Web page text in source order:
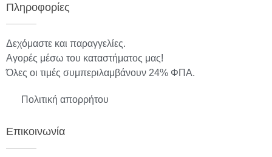
Πληροφορίες
Δεχόμαστε και παραγγελίες.
Αγορές μέσω του καταστήματος μας!
Όλες οι τιμές συμπεριλαμβάνουν 24% ΦΠΑ.
Πολιτική απορρήτου
Επικοινωνία